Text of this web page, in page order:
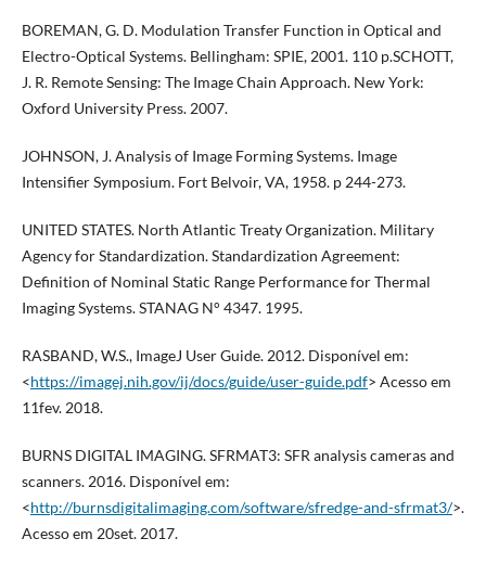
BOREMAN, G. D. Modulation Transfer Function in Optical and
Electro-Optical Systems. Bellingham: SPIE, 2001. 110 p.SCHOTT,
J. R. Remote Sensing: The Image Chain Approach. New York:
Oxford University Press. 2007.
JOHNSON, J. Analysis of Image Forming Systems. Image
Intensifier Symposium. Fort Belvoir, VA, 1958. p 244-273.
UNITED STATES. North Atlantic Treaty Organization. Military
Agency for Standardization. Standardization Agreement:
Definition of Nominal Static Range Performance for Thermal
Imaging Systems. STANAG N° 4347. 1995.
RASBAND, W.S., ImageJ User Guide. 2012. Disponível em:
<https://imagej.nih.gov/ij/docs/guide/user-guide.pdf> Acesso em
11fev. 2018.
BURNS DIGITAL IMAGING. SFRMAT3: SFR analysis cameras and
scanners. 2016. Disponível em:
<http://burnsdigitalimaging.com/software/sfredge-and-sfrmat3/>.
Acesso em 20set. 2017.